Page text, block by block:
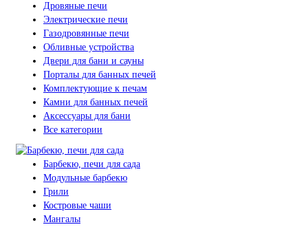
Дровяные печи
Электрические печи
Газодровянные печи
Обливные устройства
Двери для бани и сауны
Порталы для банных печей
Комплектующие к печам
Камни для банных печей
Аксессуары для бани
Все категории
Барбекю, печи для сада
Модульные барбекю
Грили
Костровые чаши
Мангалы